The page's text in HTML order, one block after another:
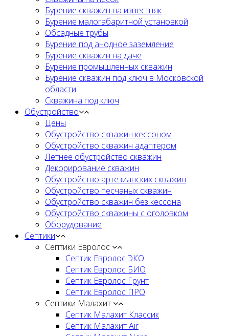
Бурение скважин на известняк
Бурение малогабаритной установкой
Обсадные трубы
Бурение под анодное заземление
Бурение скважин на даче
Бурение промышленных скважин
Бурение скважин под ключ в Московской
области
Скважина под ключ
Обустройство
Цены
Обустройство скважин кессоном
Обустройство скважин адаптером
Летнее обустройство скважин
Декорирование скважин
Обустройство артезианских скважин
Обустройство песчаных скважин
Обустройство скважин без кессона
Обустройство скважины с оголовком
Оборудование
Септики
Септики Евролос
Септик Евролос ЭКО
Септик Евролос БИО
Септик Евролос Грунт
Септик Евролос ПРО
Септики Малахит
Септик Малахит Классик
Септик Малахит Air